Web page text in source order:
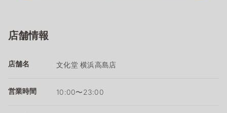
店舗情報
店舗名 文化堂 横浜高島店
営業時間 10:00〜23:00